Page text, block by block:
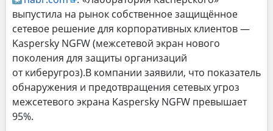
выпустила на рынок собственное защищённое
сетевое решение для корпоративных клиентов —
Kaspersky NGFW (межсетевой экран нового
поколения для защиты организаций
от киберугроз).В компании заявили, что показатель
обнаружения и предотвращения сетевых угроз
межсетевого экрана Kaspersky NGFW превышает
95%.